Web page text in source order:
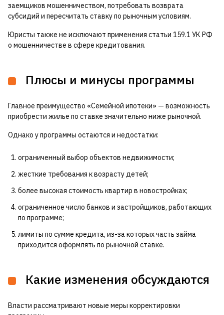
заемщиков мошенничеством, потребовать возврата
субсидий и пересчитать ставку по рыночным условиям.
Юристы также не исключают применения статьи 159.1 УК РФ
о мошенничестве в сфере кредитования.
Плюсы и минусы программы
Главное преимущество «Семейной ипотеки» — возможность
приобрести жилье по ставке значительно ниже рыночной.
Однако у программы остаются и недостатки:
ограниченный выбор объектов недвижимости;
жесткие требования к возрасту детей;
более высокая стоимость квартир в новостройках;
ограниченное число банков и застройщиков, работающих
по программе;
лимиты по сумме кредита, из-за которых часть займа
приходится оформлять по рыночной ставке.
Какие изменения обсуждаются
Власти рассматривают новые меры корректировки